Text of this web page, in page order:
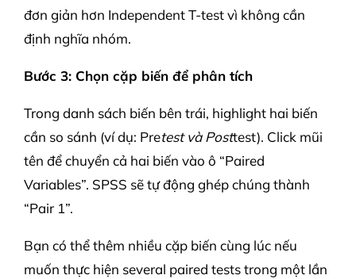
đơn giản hơn Independent T-test vì không cần
định nghĩa nhóm.
Bước 3: Chọn cặp biến để phân tích
Trong danh sách biến bên trái, highlight hai biến
cần so sánh (ví dụ: Pretest và Posttest). Click mũi
tên để chuyển cả hai biến vào ô “Paired
Variables”. SPSS sẽ tự động ghép chúng thành
“Pair 1”.
Bạn có thể thêm nhiều cặp biến cùng lúc nếu
muốn thực hiện several paired tests trong một lần